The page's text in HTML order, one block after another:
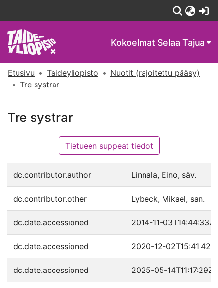
Kokoelmat Selaa Tajua
Etusivu Taideyliopisto
Nuotit (rajoitettu pääsy)
Tre systrar
Tre systrar
Tietueen suppeat tiedot
dc.contributor.author Linnala, Eino, säv.
dc.contributor.other Lybeck, Mikael, san.
dc.date.accessioned 2014-11-03T14:44:33Z
dc.date.accessioned 2020-12-02T15:41:42Z
dc.date.accessioned 2025-05-14T11:17:29Z